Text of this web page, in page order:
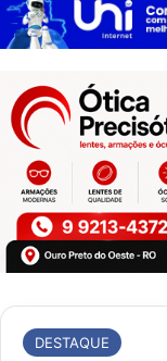
DESTAQUE